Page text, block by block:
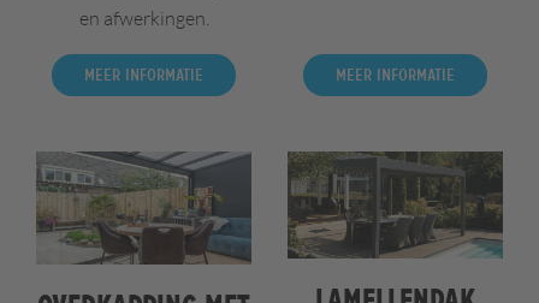
en afwerkingen.
Meer informatie Meer informatie